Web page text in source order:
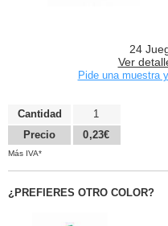
24
Ver
Pide una muestra
Cantidad
Precio
1
0,23€
Más IVA*
¿PREFIERES OTRO COLOR?